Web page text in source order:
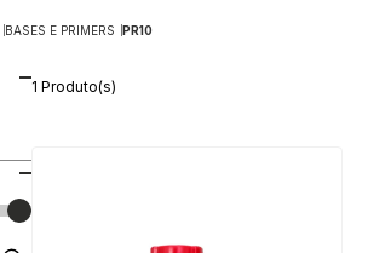
BASES E PRIMERS PR10
1 Produto(s)